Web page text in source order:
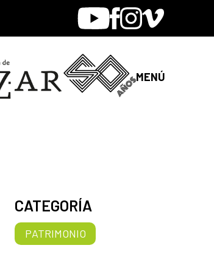
YoutubeFacebook
Instagram
Vimeo
MENÚ
CATEGORÍA
PATRIMONIO